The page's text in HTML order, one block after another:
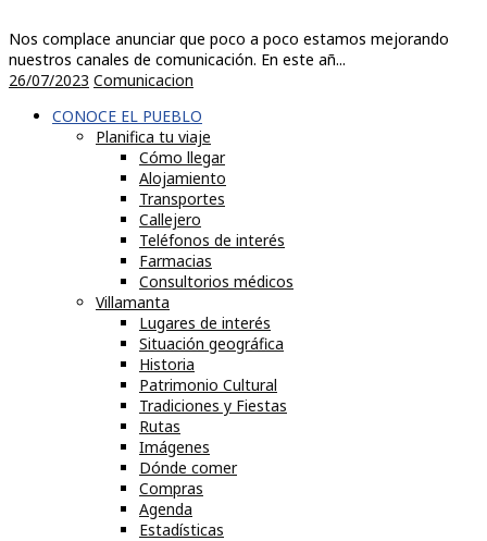
Nos complace anunciar que poco a poco estamos mejorando
nuestros canales de comunicación. En este añ...
26/07/2023 Comunicacion
CONOCE EL PUEBLO
Planifica tu viaje
Cómo llegar
Alojamiento
Transportes
Callejero
Teléfonos de interés
Farmacias
Consultorios médicos
Villamanta
Lugares de interés
Situación geográfica
Historia
Patrimonio Cultural
Tradiciones y Fiestas
Rutas
Imágenes
Dónde comer
Compras
Agenda
Estadísticas